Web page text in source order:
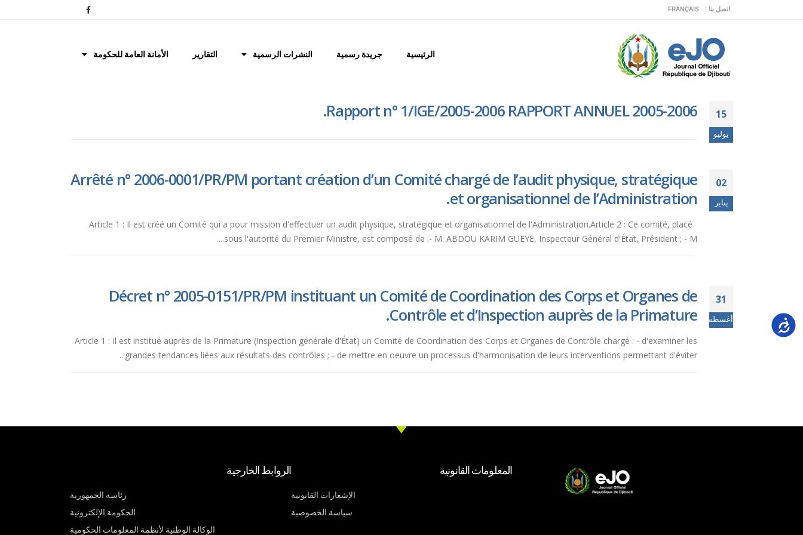
اتصل بنا | FRANÇAIS
الرئيسية جريدة رسمية النشرات الرسمية التقارير الأمانة العامة للحكومة
15
يوليو
Rapport n° 1/IGE/2005-2006 RAPPORT ANNUEL 2005-2006.
02
يناير
Arrêté n° 2006-0001/PR/PM portant création d’un Comité chargé de l’audit physique, stratégique
et organisationnel de l’Administration.
Article 1 : Il est créé un Comité qui a pour mission d'effectuer un audit physique, stratégique et organisationnel de l'Administration.Article 2 : Ce comité, placé
sous l'autorité du Premier Ministre, est composé de :- M. ABDOU KARIM GUEYE, Inspecteur Général d'État, Président ; - M....
31
أغسطس
Décret n° 2005-0151/PR/PM instituant un Comité de Coordination des Corps et Organes de
Contrôle et d’Inspection auprès de la Primature.
Article 1 : Il est institué auprès de la Primature (Inspection générale d'État) un Comité de Coordination des Corps et Organes de Contrôle chargé : - d'examiner les
grandes tendances liées aux résultats des contrôles ; - de mettre en oeuvre un processus d'harmonisation de leurs interventions permettant d'éviter...
المعلومات القانونية
الإشعارات القانونية
سياسة الخصوصية
الروابط الخارجية
رئاسة الجمهورية
الحكومة الإلكترونية
الوكالة الوطنية لأنظمة المعلومات الحكومية